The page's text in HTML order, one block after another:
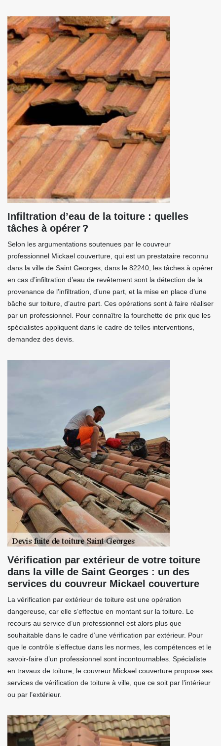
Infiltration d’eau de la toiture : quelles
tâches à opérer ?
Selon les argumentations soutenues par le couvreur
professionnel Mickael couverture, qui est un prestataire reconnu
dans la ville de Saint Georges, dans le 82240, les tâches à opérer
en cas d’infiltration d’eau de revêtement sont la détection de la
provenance de l’infiltration, d’une part, et la mise en place d’une
bâche sur toiture, d’autre part. Ces opérations sont à faire réaliser
par un professionnel. Pour connaître la fourchette de prix que les
spécialistes appliquent dans le cadre de telles interventions,
demandez des devis.
Vérification par extérieur de votre toiture
dans la ville de Saint Georges : un des
services du couvreur Mickael couverture
La vérification par extérieur de toiture est une opération
dangereuse, car elle s’effectue en montant sur la toiture. Le
recours au service d’un professionnel est alors plus que
souhaitable dans le cadre d’une vérification par extérieur. Pour
que le contrôle s’effectue dans les normes, les compétences et le
savoir-faire d’un professionnel sont incontournables. Spécialiste
en travaux de toiture, le couvreur Mickael couverture propose ses
services de vérification de toiture à ville, que ce soit par l’intérieur
ou par l’extérieur.